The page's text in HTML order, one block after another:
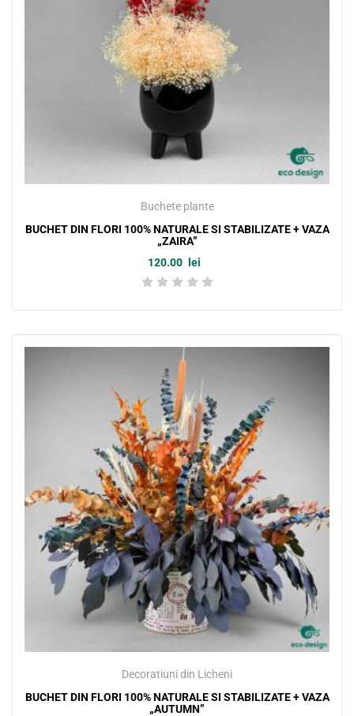
Buchete plante
BUCHET DIN FLORI 100% NATURALE SI STABILIZATE + VAZA
„ZAIRA”
120.00
lei
Decoratiuni din Licheni
BUCHET DIN FLORI 100% NATURALE SI STABILIZATE + VAZA
„AUTUMN”